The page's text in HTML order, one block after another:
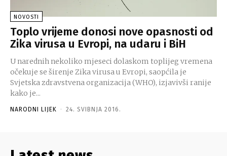
NOVOSTI
Toplo vrijeme donosi nove opasnosti od
Zika virusa u Evropi, na udaru i BiH
U narednih nekoliko mjeseci dolaskom toplijeg vremena
očekuje se širenje Zika virusa u Evropi, saopćila je
Svjetska zdravstvena organizacija (WHO), izjavivši ranije
kako je...
NARODNI LIJEK - 24. SVIBNJA 2016.